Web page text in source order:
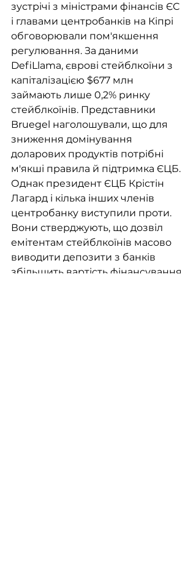
зустрічі з міністрами фінансів ЄС
і главами центробанків на Кіпрі
обговорювали пом'якшення
регулювання. За даними
DefiLlama, єврові стейблкоїни з
капіталізацією $677 млн
займають лише 0,2% ринку
стейблкоїнів. Представники
Bruegel наголошували, що для
зниження домінування
доларових продуктів потрібні
м'якші правила й підтримка ЄЦБ.
Однак президент ЄЦБ Крістін
Лагард і кілька інших членів
центробанку виступили проти.
Вони стверджують, що дозвіл
емітентам стейблкоїнів масово
виводити депозити з банків
збільшить вартість фінансування